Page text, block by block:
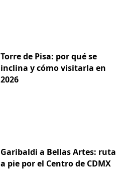
Torre de Pisa: por qué se
inclina y cómo visitarla en
2026
Garibaldi a Bellas Artes: ruta
a pie por el Centro de CDMX